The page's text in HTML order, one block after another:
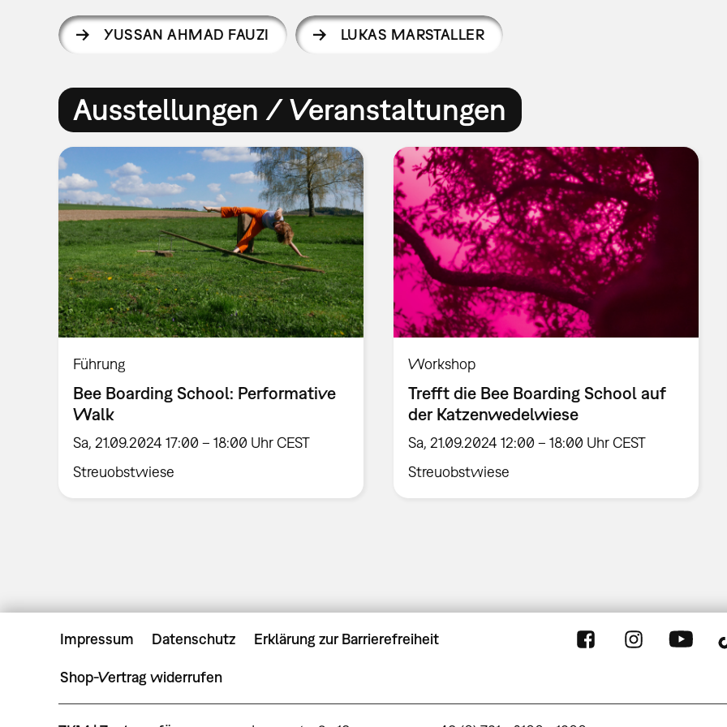
YUSSAN AHMAD FAUZI LUKAS MARSTALLER
Ausstellungen / Veranstaltungen
Führung
Bee Boarding School: Performative
Walk
Sa, 21.09.2024 17:00 – 18:00 Uhr CEST
Streuobstwiese
Workshop
Trefft die Bee Boarding School auf
der Katzenwedelwiese
Sa, 21.09.2024 12:00 – 18:00 Uhr CEST
Streuobstwiese
Impressum Datenschutz Erklärung zur Barrierefreiheit
Shop-Vertrag widerrufen